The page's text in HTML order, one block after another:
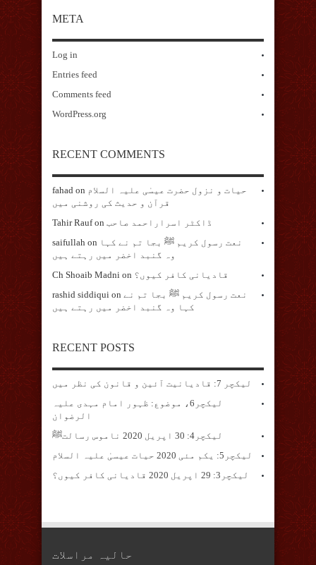
META
Log in
Entries feed
Comments feed
WordPress.org
RECENT COMMENTS
fahad on حیات و نزول حضرت عیسٰی علیہ السلام
قرآن و حدیث کی روشنی میں
Tahir Raufon ڈاکٹر اسراراحمد صاحب
saifullah on نعت رسول کریم ﷺ بجا تم نے کہا
وہ گنبد اخضر میں رہتے ہیں
Ch Shoaib Madni on قادیانی کافر کیوں؟
rashid siddiqui on نعت رسول کریم ﷺ بجا تم نے
کہا وہ گنبد اخضر میں رہتے ہیں
RECENT POSTS
لیکچر 7: قادیانیت آئین و قانون کی نظر میں
لیکچر6، موضوع: ظہور امام مہدی علیہ
الرضوان
لیکچر4: 30 اپریل 2020 ناموس رسالتﷺ
لیکچر5: یکم مئی 2020 حیات عیسیٰ علیہ السلام
لیکچر3: 29 اپریل 2020 قادیانی کافر کیوں؟
حالیہ مراسلات